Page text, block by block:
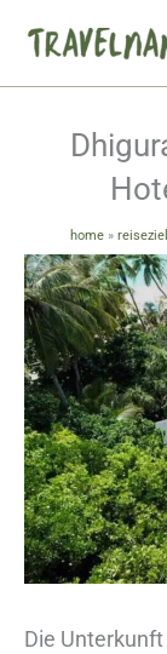
Inhalt
springen
home»
Die